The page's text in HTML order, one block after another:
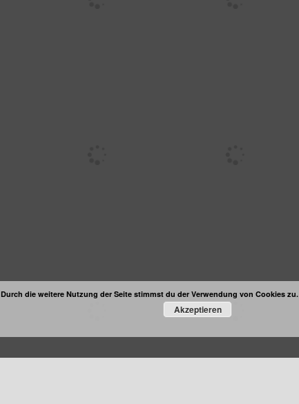
Durch die weitere Nutzung der Seite stimmst du der Verwendung von Cookies zu.
Akzeptieren